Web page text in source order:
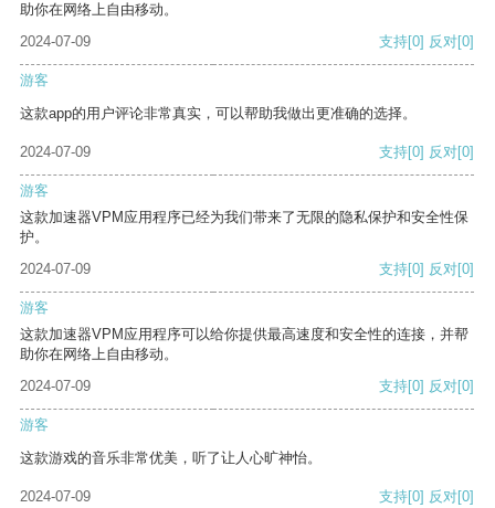
助你在网络上自由移动。
2024-07-09
支持[0] 反对[0]
游客
这款app的用户评论非常真实，可以帮助我做出更准确的选择。
2024-07-09 支持[0] 反对[0]
游客
这款加速器VPM应用程序已经为我们带来了无限的隐私保护和安全性保
护。
2024-07-09
支持[0] 反对[0]
游客
这款加速器VPM应用程序可以给你提供最高速度和安全性的连接，并帮
助你在网络上自由移动。
2024-07-09
支持[0] 反对[0]
游客
这款游戏的音乐非常优美，听了让人心旷神怡。
2024-07-09 支持[0] 反对[0]